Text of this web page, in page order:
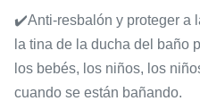
✔️Anti-resbalón y proteger a
la tina de la ducha del baño
los bebés, los niños, los
cuando se están bañando.